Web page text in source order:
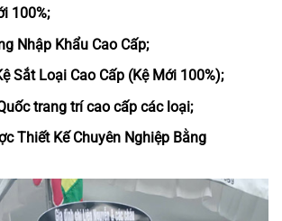
100%;
Nhập Khẩu Cao Cấp;
Sắt Loại Cao Cấp (Kệ Mới 100%);
trang trí cao cấp các loại;
Thiết Kế Chuyên Nghiệp Bằng